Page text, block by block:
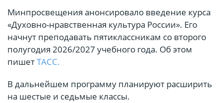
Минпросвещения анонсировало введение курса
«Духовно-нравственная культура России». Его
начнут преподавать пятиклассникам со второго
полугодия 2026/2027 учебного года. Об этом
пишетТАСС.
В дальнейшем программу планируют расширить
на шестые и седьмые классы.